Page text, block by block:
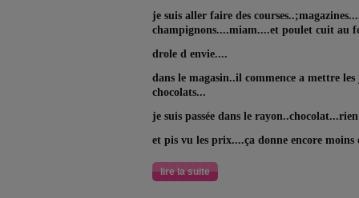
je suis aller faire des
champignons....miam....et poulet cuit au
drole d envie....
dans le magasin..il commence a mettre les
chocolats...
je suis passée dans le
et pis vu les prix....ça donne encore moins
lire la suite